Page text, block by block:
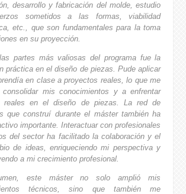
desarrollo y fabricación del molde, estudio
sometidos a las formas, viabilidad
etc., que son fundamentales para la toma
en su proyección.
partes más valiosas del programa fue la
práctica en el diseño de piezas. Pude aplicar
en clase a proyectos reales, lo que me
mis conocimientos y a enfrentar
reales en el diseño de piezas. La red de
que construí durante el máster también ha
importante. Interactuar con profesionales
del sector ha facilitado la colaboración y el
de ideas, enriqueciendo mi perspectiva y
a mi crecimiento profesional.
este máster no solo amplió mis
técnicos, sino que también me